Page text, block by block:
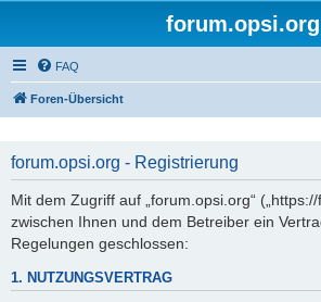
forum.opsi.org
FAQ
Foren-Übersicht
forum.opsi.org - Registrierung
Mit dem Zugriff auf „forum.opsi.org“
zwischen Ihnen und dem Betreiber ein
Regelungen geschlossen:
1. NUTZUNGSVERTRAG